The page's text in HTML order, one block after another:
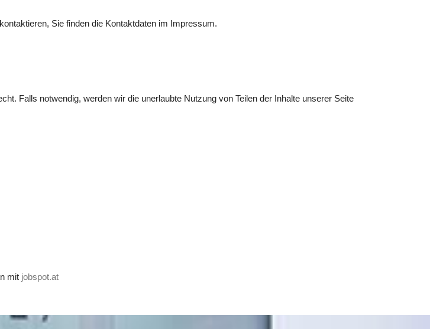
Sie finden die Kontaktdaten im Impressum.
Falls notwendig, werden wir die unerlaubte Nutzung von Teilen der Inhalte unserer Seite
mit jobspot.at